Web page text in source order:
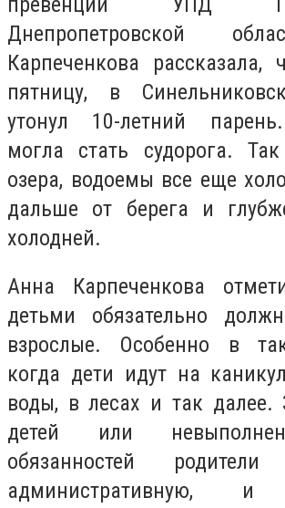
Днепропетровской
Карпеченкова рассказала,
пятницу, в
утонул 10-летний
могла стать судорога.
озера, водоемы все еще
дальше от берега и
холодней.
Анна Карпеченкова
детьми обязательно
взрослые. Особенно в
когда дети идут на
воды, в лесах и так далее.
детей или
обязанностей
административную, и